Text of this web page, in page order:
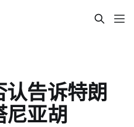
告诉特朗
尼亚胡